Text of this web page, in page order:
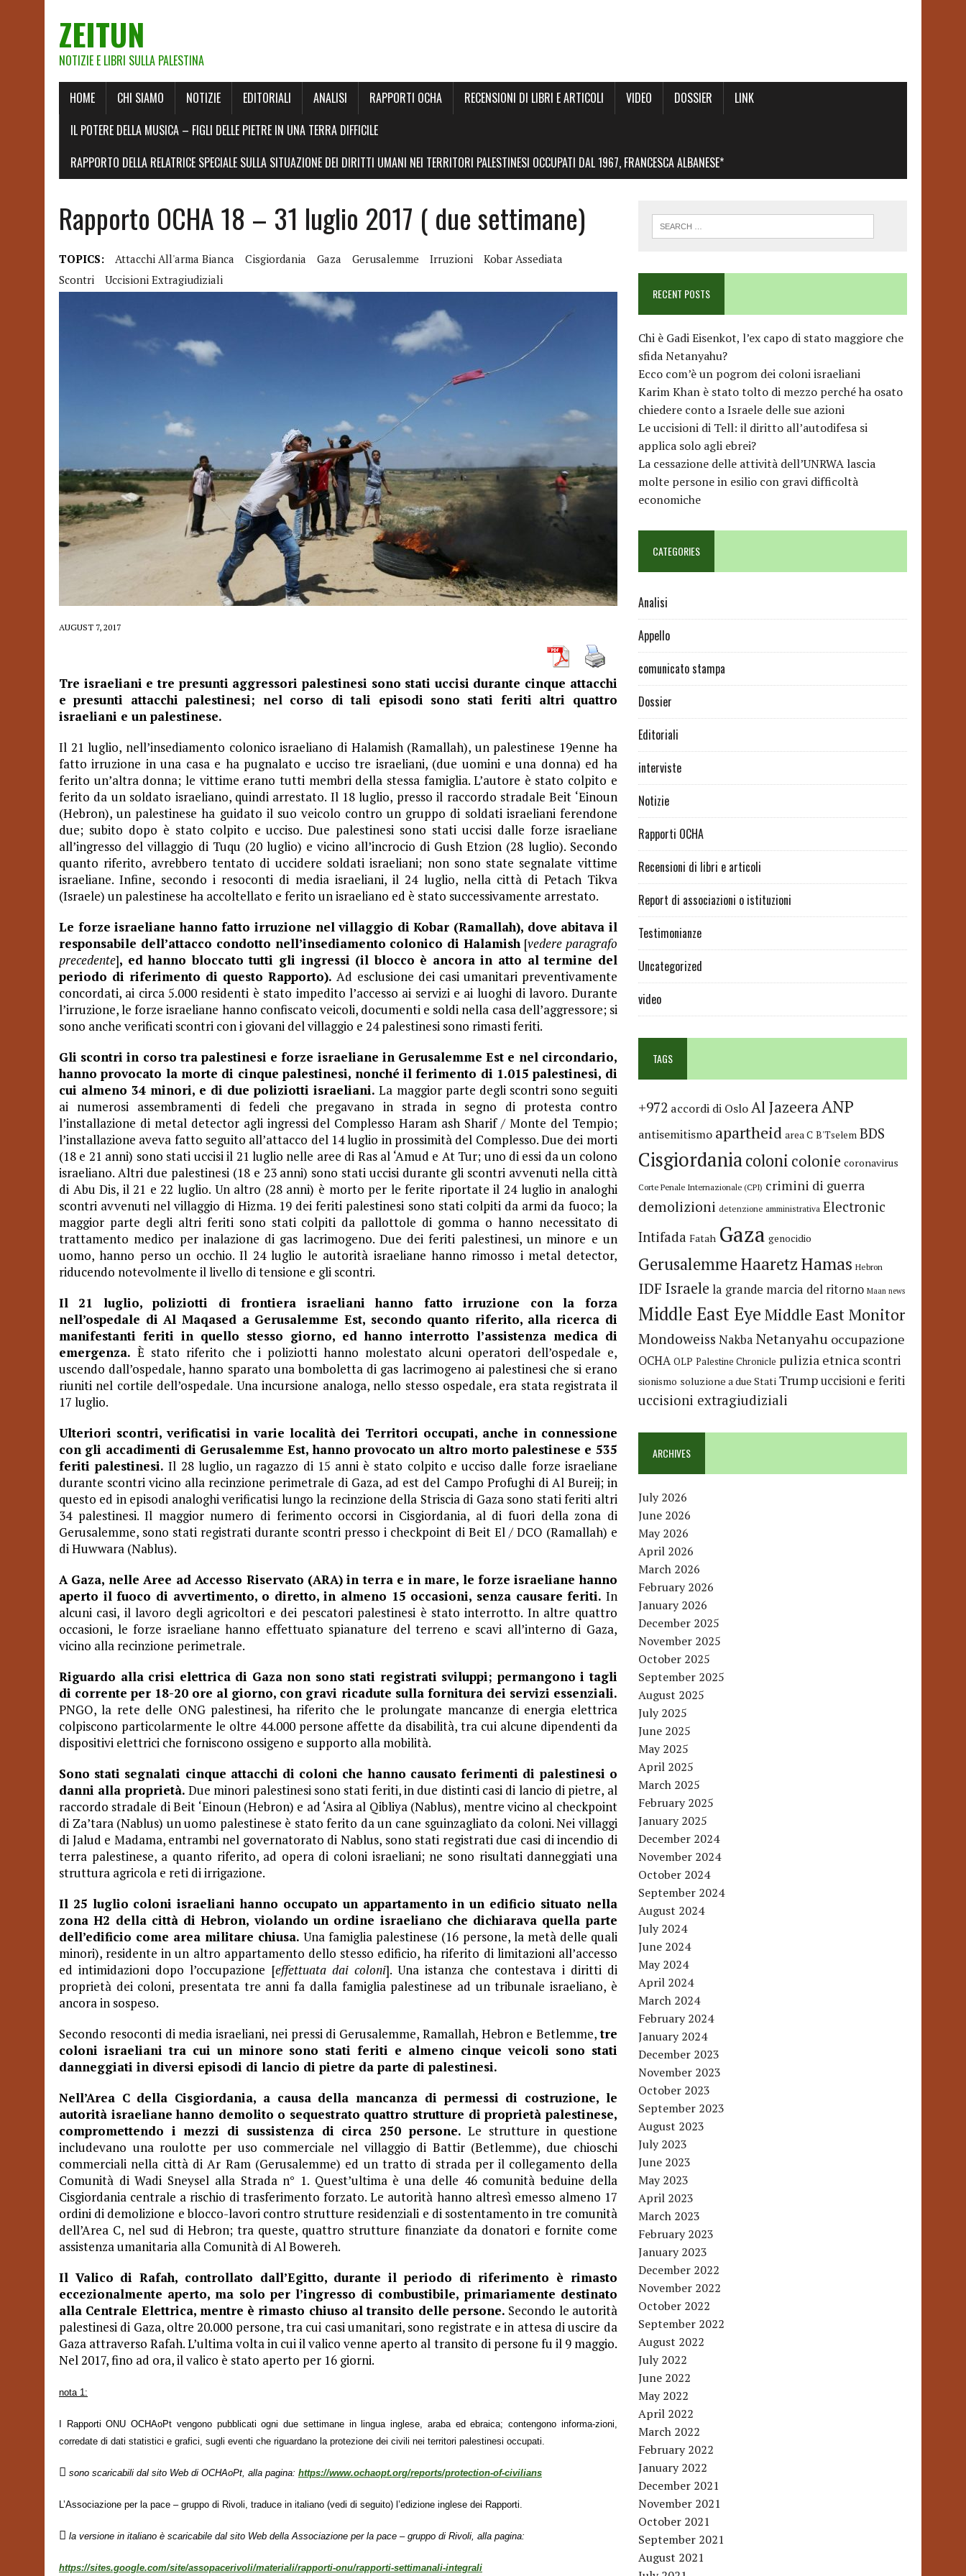
ZEITUN
NOTIZIE E LIBRI SULLA PALESTINA
HOME CHI SIAMO NOTIZIE EDITORIALI ANALISI RAPPORTI OCHA RECENSIONI DI LIBRI E ARTICOLI VIDEO DOSSIER
LINK
IL POTERE DELLA MUSICA – FIGLI DELLE PIETRE IN UNA TERRA DIFFICILE
RAPPORTO DELLA RELATRICE SPECIALE SULLA SITUAZIONE DEI DIRITTI UMANI NEI TERRITORI PALESTINESI OCCUPATI DAL 1967, FRANCESCA ALBANESE*
Rapporto OCHA 18 – 31 luglio 2017 ( due settimane)
TOPICS: Attacchi All'arma Bianca Cisgiordania Gaza Gerusalemme Irruzioni
Kobar Assediata
Scontri
Uccisioni Extragiudiziali
AUGUST 7, 2017
Tre israeliani e tre presunti aggressori palestinesi sono stati uccisi durante cinque attacchi
e presunti attacchi palestinesi; nel corso di tali episodi sono stati feriti altri quattro
israeliani e un palestinese.
Il 21 luglio, nell’insediamento colonico israeliano di Halamish (Ramallah), un palestinese 19enne ha
fatto irruzione in una casa e ha pugnalato e ucciso tre israeliani, (due uomini e una donna) ed ha
ferito un’altra donna; le vittime erano tutti membri della stessa famiglia. L’autore è stato colpito e
ferito da un soldato israeliano, quindi arrestato. Il 18 luglio, presso il raccordo stradale Beit ‘Einoun
(Hebron), un palestinese ha guidato il suo veicolo contro un gruppo di soldati israeliani ferendone
due; subito dopo è stato colpito e ucciso. Due palestinesi sono stati uccisi dalle forze israeliane
all’ingresso del villaggio di Tuqu (20 luglio) e vicino all’incrocio di Gush Etzion (28 luglio). Secondo
quanto riferito, avrebbero tentato di uccidere soldati israeliani; non sono state segnalate vittime
israeliane. Infine, secondo i resoconti di media israeliani, il 24 luglio, nella città di Petach Tikva
(Israele) un palestinese ha accoltellato e ferito un israeliano ed è stato successivamente arrestato.
Le forze israeliane hanno fatto irruzione nel villaggio di Kobar (Ramallah), dove abitava il
responsabile dell’attacco condotto nell’insediamento colonico di Halamish [vedere paragrafo
precedente], ed hanno bloccato tutti gli ingressi (il blocco è ancora in atto al termine del
periodo di riferimento di questo Rapporto). Ad esclusione dei casi umanitari preventivamente
concordati, ai circa 5.000 residenti è stato impedito l’accesso ai servizi e ai luoghi di lavoro. Durante
l’irruzione, le forze israeliane hanno confiscato veicoli, documenti e soldi nella casa dell’aggressore; si
sono anche verificati scontri con i giovani del villaggio e 24 palestinesi sono rimasti feriti.
Gli scontri in corso tra palestinesi e forze israeliane in Gerusalemme Est e nel circondario,
hanno provocato la morte di cinque palestinesi, nonché il ferimento di 1.015 palestinesi, di
cui almeno 34 minori, e di due poliziotti israeliani. La maggior parte degli scontri sono seguiti
ai numerosi assembramenti di fedeli che pregavano in strada in segno di protesta contro
l’installazione di metal detector agli ingressi del Complesso Haram ash Sharif / Monte del Tempio;
l’installazione aveva fatto seguito all’attacco del 14 luglio in prossimità del Complesso. Due dei morti
(18 e 21 anni) sono stati uccisi il ​​21 luglio nelle aree di Ras al ‘Amud e At Tur; uno di essi da un colono
israeliano. Altri due palestinesi (18 e 23 anni) sono stati uccisi durante gli scontri avvenuti nella città
di Abu Dis, il 21 e 22 luglio. Un altro (28 anni) è morto per le ferite riportate il 24 luglio in analoghi
scontri avvenuti nel villaggio di Hizma. 19 dei feriti palestinesi sono stati colpiti da armi da fuoco; la
maggior parte degli altri feriti sono stati colpiti da pallottole di gomma o hanno necessitato di
trattamento medico per inalazione di gas lacrimogeno. Due dei feriti palestinesi, un minore e un
uomo, hanno perso un occhio. Il 24 luglio le autorità israeliane hanno rimosso i metal detector,
riducendo notevolmente il livello di tensione e gli scontri.
Il 21 luglio, poliziotti di frontiera israeliani hanno fatto irruzione con la forza
nell’ospedale di Al Maqased a Gerusalemme Est, secondo quanto riferito, alla ricerca di
manifestanti feriti in quello stesso giorno, ed hanno interrotto l’assistenza medica di
emergenza. È stato riferito che i poliziotti hanno molestato alcuni operatori dell’ospedale e,
uscendo dall’ospedale, hanno sparato una bomboletta di gas lacrimogeno ai palestinesi che si erano
riuniti nel cortile dell’ospedale. Una incursione analoga, nello stesso ospedale, era stata registrata il
17 luglio.
Ulteriori scontri, verificatisi in varie località dei Territori occupati, anche in connessione
con gli accadimenti di Gerusalemme Est, hanno provocato un altro morto palestinese e 535
feriti palestinesi. Il 28 luglio, un ragazzo di 15 anni è stato colpito e ucciso dalle forze israeliane
durante scontri vicino alla recinzione perimetrale di Gaza, ad est del Campo Profughi di Al Bureij; in
questo ed in episodi analoghi verificatisi lungo la recinzione della Striscia di Gaza sono stati feriti altri
34 palestinesi. Il maggior numero di ferimento occorsi in Cisgiordania, al di fuori della zona di
Gerusalemme, sono stati registrati durante scontri presso i checkpoint di Beit El / DCO (Ramallah) e
di Huwwara (Nablus).
A Gaza, nelle Aree ad Accesso Riservato (ARA) in terra e in mare, le forze israeliane hanno
aperto il fuoco di avvertimento, o diretto, in almeno 15 occasioni, senza causare feriti. In
alcuni casi, il lavoro degli agricoltori e dei pescatori palestinesi è stato interrotto. In altre quattro
occasioni, le forze israeliane hanno effettuato spianature del terreno e scavi all’interno di Gaza,
vicino alla recinzione perimetrale.
Riguardo alla crisi elettrica di Gaza non sono stati registrati sviluppi; permangono i tagli
di corrente per 18-20 ore al giorno, con gravi ricadute sulla fornitura dei servizi essenziali.
PNGO, la rete delle ONG palestinesi, ha riferito che le prolungate mancanze di energia elettrica
colpiscono particolarmente le oltre 44.000 persone affette da disabilità, tra cui alcune dipendenti da
dispositivi elettrici che forniscono ossigeno e supporto alla mobilità.
Sono stati segnalati cinque attacchi di coloni che hanno causato ferimenti di palestinesi o
danni alla proprietà. Due minori palestinesi sono stati feriti, in due distinti casi di lancio di pietre, al
raccordo stradale di Beit ‘Einoun (Hebron) e ad ‘Asira al Qibliya (Nablus), mentre vicino al checkpoint
di Za’tara (Nablus) un uomo palestinese è stato ferito da un cane sguinzagliato da coloni. Nei villaggi
di Jalud e Madama, entrambi nel governatorato di Nablus, sono stati registrati due casi di incendio di
terra palestinese, a quanto riferito, ad opera di coloni israeliani; ne sono risultati danneggiati una
struttura agricola e reti di irrigazione.
Il 25 luglio coloni israeliani hanno occupato un appartamento in un edificio situato nella
zona H2 della città di Hebron, violando un ordine israeliano che dichiarava quella parte
dell’edificio come area militare chiusa. Una famiglia palestinese (16 persone, la metà delle quali
minori), residente in un altro appartamento dello stesso edificio, ha riferito di limitazioni all’accesso
ed intimidazioni dopo l’occupazione [effettuata dai coloni]. Una istanza che contestava i diritti di
proprietà dei coloni, presentata tre anni fa dalla famiglia palestinese ad un tribunale israeliano, è
ancora in sospeso.
Secondo resoconti di media israeliani, nei pressi di Gerusalemme, Ramallah, Hebron e Betlemme,tre
coloni israeliani tra cui un minore sono stati feriti e almeno cinque veicoli sono stati
danneggiati in diversi episodi di lancio di pietre da parte di palestinesi.
Nell’Area C della Cisgiordania, a causa della mancanza di permessi di costruzione, le
autorità israeliane hanno demolito o sequestrato quattro strutture di proprietà palestinese,
compromettendo i mezzi di sussistenza di circa 250 persone. Le strutture in questione
includevano una roulotte per uso commerciale nel villaggio di Battir (Betlemme), due chioschi
commerciali nella città di Ar Ram (Gerusalemme) ed un tratto di strada per il collegamento della
Comunità di Wadi Sneysel alla Strada n° 1. Quest’ultima è una delle 46 comunità beduine della
Cisgiordania centrale a rischio di trasferimento forzato. Le autorità hanno altresì emesso almeno 17
ordini di demolizione e blocco-lavori contro strutture residenziali e di sostentamento in tre comunità
dell’Area C, nel sud di Hebron; tra queste, quattro strutture finanziate da donatori e fornite come
assistenza umanitaria alla Comunità di Al Bowereh.
Il Valico di Rafah, controllato dall’Egitto, durante il periodo di riferimento è rimasto
eccezionalmente aperto, ma solo per l’ingresso di combustibile, primariamente destinato
alla Centrale Elettrica, mentre è rimasto chiuso al transito delle persone. Secondo le autorità
palestinesi di Gaza, oltre 20.000 persone, tra cui casi umanitari, sono registrate e in attesa di uscire da
Gaza attraverso Rafah. L’ultima volta in cui il valico venne aperto al transito di persone fu il 9 maggio.
Nel 2017, fino ad ora, il valico è stato aperto per 16 giorni.
nota 1:
I Rapporti ONU OCHAoPt vengono pubblicati ogni due settimane in lingua inglese, araba ed ebraica; contengono informa-zioni,
corredate di dati statistici e grafici, sugli eventi che riguardano la protezione dei civili nei territori palestinesi occupati.
 sono scaricabili dal sito Web di OCHAoPt, alla pagina: https://www.ochaopt.org/reports/protection-of-civilians
L’Associazione per la pace – gruppo di Rivoli, traduce in italiano (vedi di seguito) l’edizione inglese dei Rapporti.
 la versione in italiano è scaricabile dal sito Web della Associazione per la pace – gruppo di Rivoli, alla pagina:
https://sites.google.com/site/assopacerivoli/materiali/rapporti-onu/rapporti-settimanali-integrali
RECENT POSTS
Chi è Gadi Eisenkot, l’ex capo di stato maggiore che
sfida Netanyahu?
Ecco com’è un pogrom dei coloni israeliani
Karim Khan è stato tolto di mezzo perché ha osato
chiedere conto a Israele delle sue azioni
Le uccisioni di Tell: il diritto all’autodifesa si
applica solo agli ebrei?
La cessazione delle attività dell’UNRWA lascia
molte persone in esilio con gravi difficoltà
economiche
CATEGORIES
Analisi
Appello
comunicato stampa
Dossier
Editoriali
interviste
Notizie
Rapporti OCHA
Recensioni di libri e articoli
Report di associazioni o istituzioni
Testimonianze
Uncategorized
video
TAGS
+972 accordi di OsloAl JazeeraANP
antisemitismo apartheid area C B'Tselem BDS
Cisgiordaniacoloni colonie coronavirus
Corte Penale Internazionale (CPI) crimini di guerra
demolizioni detenzione amministrativa Electronic
Intifada Fatah Gaza genocidio
GerusalemmeHaaretzHamas Hebron
IDF Israele la grande marcia del ritorno Maan news
Middle East Eye Middle East Monitor
Mondoweiss Nakba Netanyahu occupazione
OCHA OLP Palestine Chronicle pulizia etnica scontri
sionismo soluzione a due Stati Trumpuccisioni e feriti
uccisioni extragiudiziali
ARCHIVES
July 2026
June 2026
May 2026
April 2026
March 2026
February 2026
January 2026
December 2025
November 2025
October 2025
September 2025
August 2025
July 2025
June 2025
May 2025
April 2025
March 2025
February 2025
January 2025
December 2024
November 2024
October 2024
September 2024
August 2024
July 2024
June 2024
May 2024
April 2024
March 2024
February 2024
January 2024
December 2023
November 2023
October 2023
September 2023
August 2023
July 2023
June 2023
May 2023
April 2023
March 2023
February 2023
January 2023
December 2022
November 2022
October 2022
September 2022
August 2022
July 2022
June 2022
May 2022
April 2022
March 2022
February 2022
January 2022
December 2021
November 2021
October 2021
September 2021
August 2021